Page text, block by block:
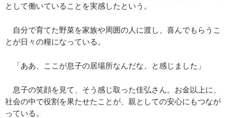
として働いていることを実感したという。
自分で育てた野菜を家族や周囲の人に渡し、喜んでもらうこ
とが日々の糧になっている。
「ああ、ここが息子の居場所なんだな、と感じました」
息子の笑顔を見て、そう感じ取った佳弘さん。お金以上に、
社会の中で役割を果たせたことが、親としての安心にもつなが
っている。